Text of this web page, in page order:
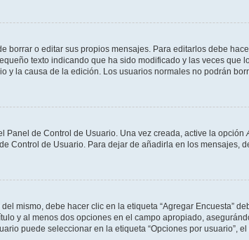
borrar o editar sus propios mensajes. Para editarlos debe
texto indicando que ha sido modificado y las veces
y la causa de la edición. Los usuarios normales no podrán
Panel de Control de Usuario. Una vez creada, active la opción
Control de Usuario. Para dejar de añadirla en los mensajes,
mismo, debe hacer clic en la etiqueta “Agregar Encuesta”
y al menos dos opciones en el campo apropiado,
puede seleccionar en la etiqueta “Opciones por usuario”,